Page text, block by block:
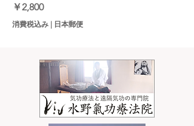
価格
￥2,800
消費税込み | 日本郵便